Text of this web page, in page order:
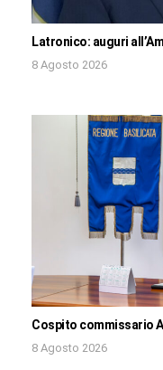
Latronico: auguri
8 Agosto 2026
Cospito commissario
8 Agosto 2026